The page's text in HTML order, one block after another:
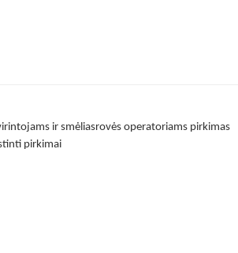
ir smėliasrovės operatoriams pirkimas
pirkimai